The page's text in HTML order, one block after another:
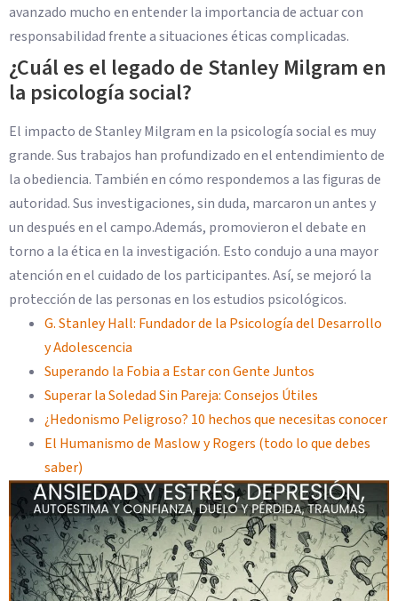
avanzado mucho en entender la importancia de actuar con
responsabilidad frente a situaciones éticas complicadas.
¿Cuál es el legado de Stanley Milgram en
la psicología social?
El impacto de Stanley Milgram en la psicología social es muy
grande. Sus trabajos han profundizado en el entendimiento de
la obediencia. También en cómo respondemos a las figuras de
autoridad. Sus investigaciones, sin duda, marcaron un antes y
un después en el campo.Además, promovieron el debate en
torno a la ética en la investigación. Esto condujo a una mayor
atención en el cuidado de los participantes. Así, se mejoró la
protección de las personas en los estudios psicológicos.
G. Stanley Hall: Fundador de la Psicología del Desarrollo
y Adolescencia
Superando la Fobia a Estar con Gente Juntos
Superar la Soledad Sin Pareja: Consejos Útiles
¿Hedonismo Peligroso? 10 hechos que necesitas conocer
El Humanismo de Maslow y Rogers (todo lo que debes
saber)